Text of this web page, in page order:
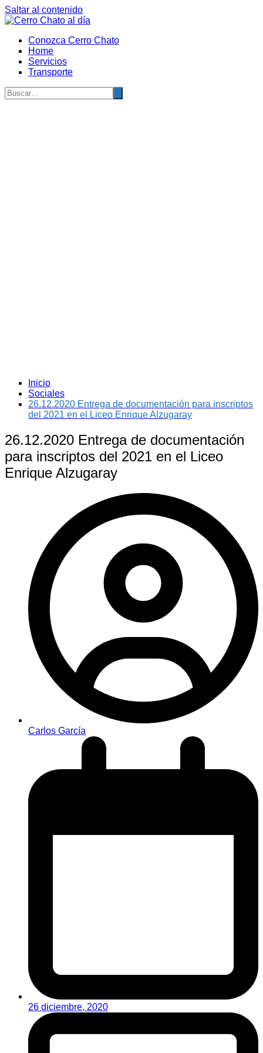
Saltar al contenido
Conozca Cerro Chato
Home
Servicios
Transporte
Inicio
Sociales
26.12.2020 Entrega de documentación para inscriptos
del 2021 en el Liceo Enrique Alzugaray
26.12.2020 Entrega de documentación
para inscriptos del 2021 en el Liceo
Enrique Alzugaray
Carlos García
26 diciembre, 2020